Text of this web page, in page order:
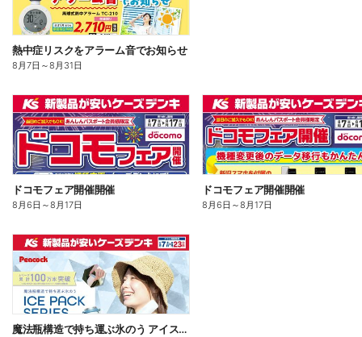
熱中症リスクをアラーム音でお知らせ
8月7日 ～8月31日
ドコモフェア開催開催
8月6日 ～8月17日
ドコモフェア開催開催
8月6日 ～8月17日
魔法瓶構造で持ち運ぶ氷のう アイスパックシリーズ